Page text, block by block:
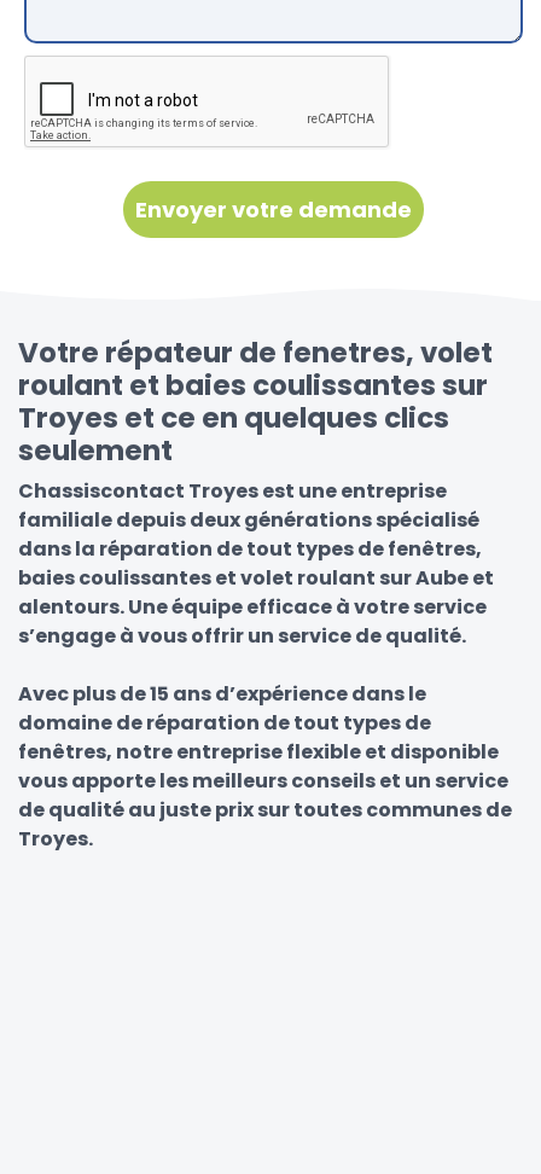
Votre répateur de fenetres, volet
roulant et baies coulissantes sur
Troyes et ce en quelques clics
seulement
Chassiscontact Troyes est une entreprise
familiale depuis deux générations spécialisé
dans la réparation de tout types de fenêtres,
baies coulissantes et volet roulant sur Aube et
alentours. Une équipe efficace à votre service
s’engage à vous offrir un service de qualité.
Avec plus de 15 ans d’expérience dans le
domaine de réparation de tout types de
fenêtres, notre entreprise flexible et disponible
vous apporte les meilleurs conseils et un service
de qualité au juste prix sur toutes communes de
Troyes.